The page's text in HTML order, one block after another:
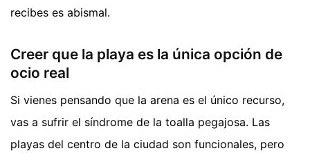
recibes es abismal.
Creer que la playa es la única opción de
ocio real
Si vienes pensando que la arena es el único recurso,
vas a sufrir el síndrome de la toalla pegajosa. Las
playas del centro de la ciudad son funcionales, pero